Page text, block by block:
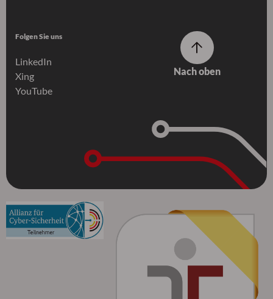
Folgen Sie uns
LinkedIn
Xing
YouTube
Nach oben